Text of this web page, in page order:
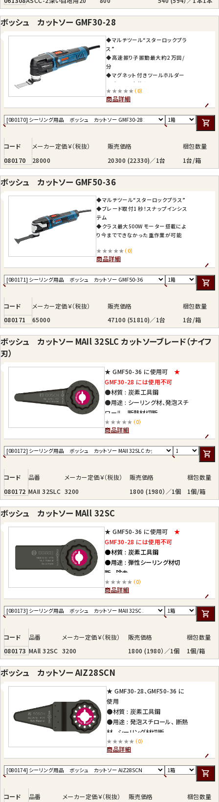
ボッシュ カットソー GMF30-28
◆マルチツール“スターロックプラ
ス”
◆高速振り子振動最大約2 万回/
分
◆マグネット付きツールホルダー
でブレード交換をアシスト
◆コンスタントスピード
◆ハイパワーで快適作業
◆過負荷保護装置
◆電子無段変速
★★★★★ （0）
商品詳細
コード メーカー定価￥（税抜） 販売価格
梱包数量
080170
28000 20300 (22330)／1台 1台/箱
ボッシュ カットソー GMF50-36
◆マルチツール“スターロックプラス”
◆ブレード取付1 秒！スナップインシス
テム
◆クラス最大500W モーター搭載によ
り今までできなかった重作業が可能
◆過負荷保護装置
◆電子無段変速
★★★★★ （0）
商品詳細
コード メーカー定価￥（税抜） 販売価格
梱包数量
080171
65000 47100 (51810)／1台 1台/箱
ボッシュ カットソー MAIl 32SLC カットソーブレード（ナイフ
刃）
★ GMF50-36 に使用可★
GMF30-28 には使用不可
●材質 : 炭素工具鋼
●用途 : シーリング材、発泡スチ
ロール、 断熱材切断
★★★★★ （0）
商品詳細
コード 品番 メーカー定価￥（税抜） 販売価格
梱包数量
080172 MAII 32SLC 3200 1800 (1980）／1個 1個/箱
ボッシュ カットソー MAll 32SC
★ GMF50-36 に使用可★
GMF30-28 には使用不可
●材質 : 炭素工具鋼
●用途 : 弾性シーリング材切
断、 除去
★★★★★ （0）
商品詳細
コード 品番 メーカー定価￥（税抜） 販売価格
梱包数量
080173 MAll 32SC 3200 1800 (1980）／1個 1個/箱
ボッシュ カットソー AIZ28SCN
★ GMF30-28、GMF50-36 に
使用
●材質 : 炭素工具鋼
●用途 : 発泡スチロール、 断熱
材、 シーリング材切断
★★★★★ （0）
商品詳細
コード 品番 メーカー定価￥（税抜） 販売価格
梱包数量